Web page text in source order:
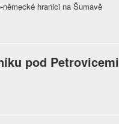
hranici na Šumavě
pod Petrovicemi